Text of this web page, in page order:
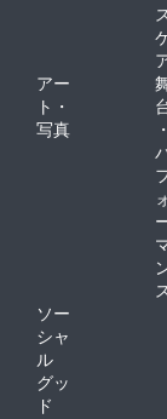
アー
ト・
写真
・
ソー
シャ
ル
グッ
ド